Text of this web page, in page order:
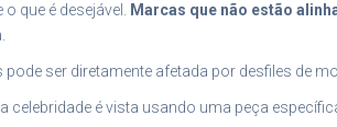
que é desejável.
Marcas que não estão
ser diretamente afetada por desfiles de
celebridade é vista usando uma peça